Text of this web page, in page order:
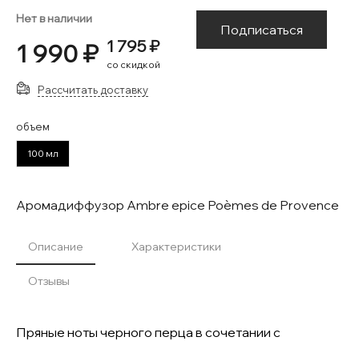
Нет в наличии
1 990 ₽ 1 795 ₽
со скидкой
Подписаться
Рассчитать доставку
объем
100 мл
Аромадиффузор Ambre epice Poèmes de Provence
Описание Характеристики
Отзывы
Пряные ноты черного перца в сочетании с